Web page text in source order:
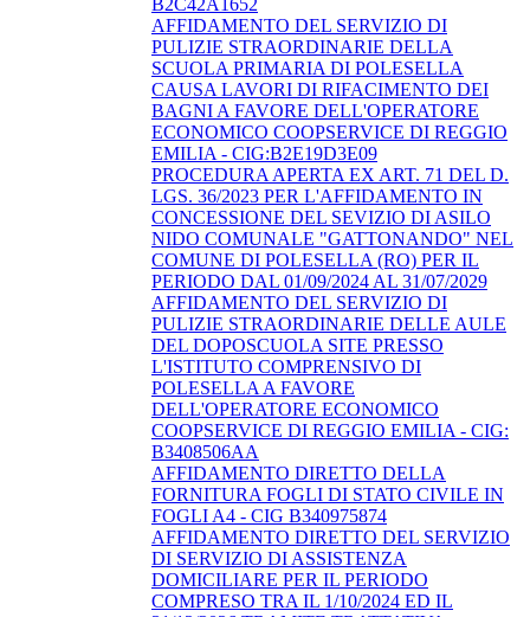
AFFIDAMENTO DEL SERVIZIO DI
PULIZIE STRAORDINARIE DELLA
SCUOLA PRIMARIA DI POLESELLA
CAUSA LAVORI DI RIFACIMENTO DEI
BAGNI A FAVORE DELL'OPERATORE
ECONOMICO COOPSERVICE DI REGGIO
EMILIA - CIG:B2E19D3E09
PROCEDURA APERTA EX ART. 71 DEL D.
LGS. 36/2023 PER L'AFFIDAMENTO IN
CONCESSIONE DEL SEVIZIO DI ASILO
NIDO COMUNALE "GATTONANDO" NEL
COMUNE DI POLESELLA (RO) PER IL
PERIODO DAL 01/09/2024 AL 31/07/2029
AFFIDAMENTO DEL SERVIZIO DI
PULIZIE STRAORDINARIE DELLE AULE
DEL DOPOSCUOLA SITE PRESSO
L'ISTITUTO COMPRENSIVO DI
POLESELLA A FAVORE
DELL'OPERATORE ECONOMICO
COOPSERVICE DI REGGIO EMILIA - CIG:
B3408506AA
AFFIDAMENTO DIRETTO DELLA
FORNITURA FOGLI DI STATO CIVILE IN
FOGLI A4 - CIG B340975874
AFFIDAMENTO DIRETTO DEL SERVIZIO
DI SERVIZIO DI ASSISTENZA
DOMICILIARE PER IL PERIODO
COMPRESO TRA IL 1/10/2024 ED IL